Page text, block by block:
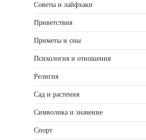
Советы и лайфхаки
Приветствия
Приметы и сны
Психология и отношения
Религия
Сад и растения
Символика и значение
Спорт